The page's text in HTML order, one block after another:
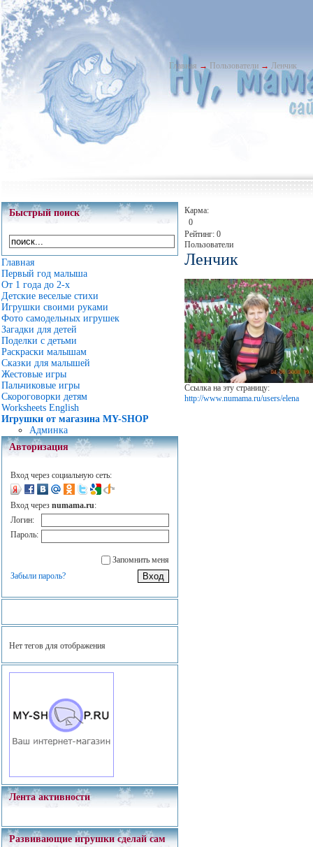
Главная → Пользователи → Ленчик
Быстрый поиск
Главная
Первый год малыша
От 1 года до 2-х
Детские веселые стихи
Игрушки своими руками
Фото самодельных игрушек
Загадки для детей
Поделки с детьми
Раскраски малышам
Сказки для малышей
Жестовые игры
Пальчиковые игры
Скороговорки детям
Worksheets English
Игрушки от магазина MY-SHOP
Админка
Авторизация
Вход через социальную сеть:
Вход через numama.ru:
Логин:
Пароль:
Запомнить меня
Забыли пароль?
Нет тегов для отображения
Лента активности
Развивающие игрушки сделай сам
Карма:
0
Рейтинг: 0
Пользователи
Ленчик
Ссылка на эту страницу:
http://www.numama.ru/users/elena